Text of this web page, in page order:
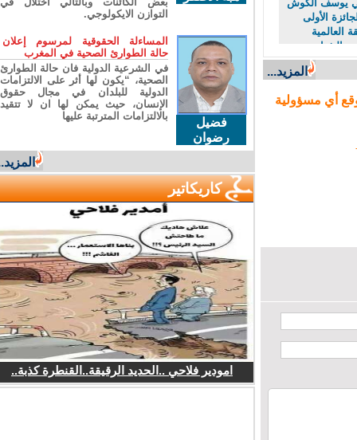
يوسف الكوش
الأولى
الشباب
المزيد...
أي مسؤولية
التوازن الايكولوجي.
فضيل
رضوان
المساءلة الحقوقية لمرسوم إعلان
حالة الطوارئ الصحية في المغرب
في الشرعية الدولية فان حالة الطوارئ
الصحية، “يكون لها أثر على الالتزامات
الدولية للبلدان في مجال حقوق
الإنسان، حيث يمكن لها ان لا تتقيد
بالالتزامات المترتبة عليها
المزيد...
كاريكاتير
امودير فلاحي ..الحديد الرقيقة..القنطرة كذبة..